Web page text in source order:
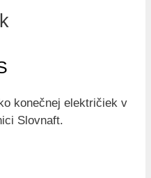
konečnej električiek v
Slovnaft.